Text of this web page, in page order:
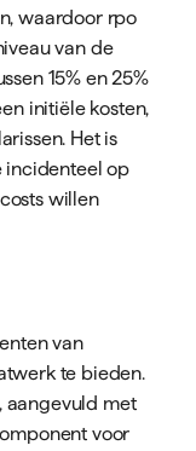
waardoor rpo
van de
15% en 25%
initiële kosten,
Het is
incidenteel op
willen
van
te bieden.
aangevuld met
voor